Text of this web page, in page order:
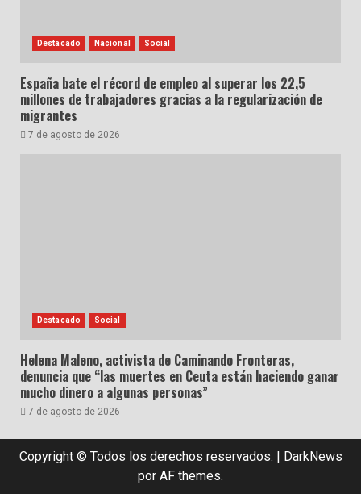
Destacado Nacional Social
España bate el récord de empleo al superar los 22,5
millones de trabajadores gracias a la regularización de
migrantes
7 de agosto de 2026
Destacado Social
Helena Maleno, activista de Caminando Fronteras,
denuncia que “las muertes en Ceuta están haciendo ganar
mucho dinero a algunas personas”
7 de agosto de 2026
Copyright © Todos los derechos reservados. | DarkNews
por AF themes.